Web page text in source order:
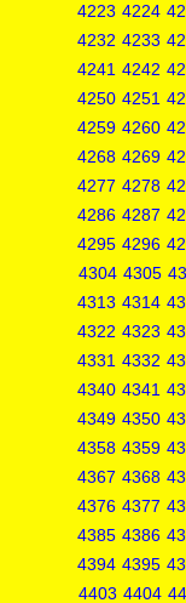
4223 4224
4232 4233
4241 4242
4250 4251
4259 4260
4268 4269
4277 4278
4286 4287
4295 4296
4304 4305
4313 4314
4322 4323
4331 4332
4340 4341
4349 4350
4358 4359
4367 4368
4376 4377
4385 4386
4394 4395
4403 4404